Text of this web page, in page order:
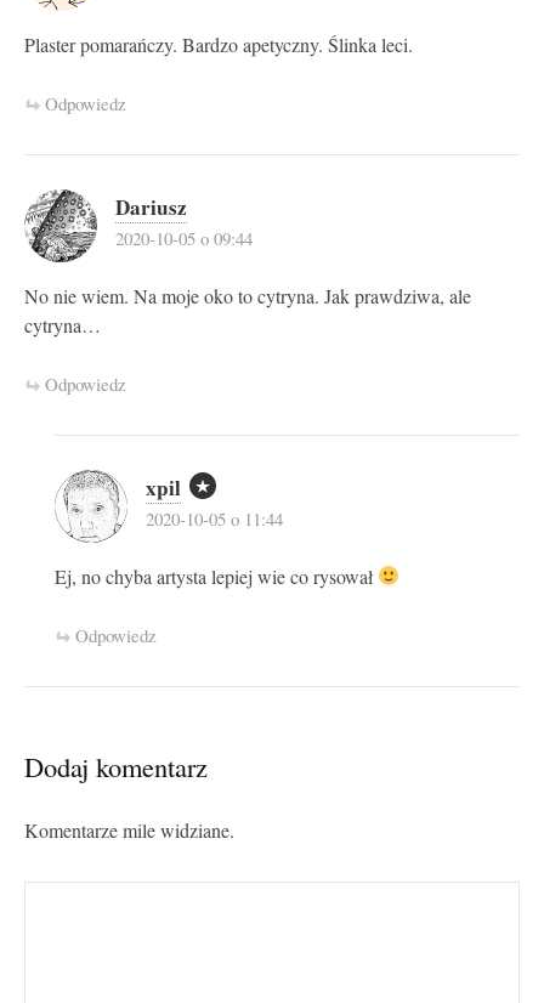
Plaster pomarańczy. Bardzo apetyczny. Ślinka leci.
Odpowiedz
Dariusz
2020-10-05 o 09:44
No nie wiem. Na moje oko to cytryna. Jak prawdziwa, ale
cytryna…
Odpowiedz
xpil
2020-10-05 o 11:44
Ej, no chyba artysta lepiej wie co rysował
Odpowiedz
Dodaj komentarz
Komentarze mile widziane.